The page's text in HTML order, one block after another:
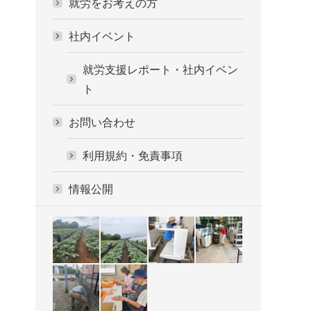
社内イベント
就労支援レポート・社内イベン
ト
お問い合わせ
利用規約・免責事項
情報公開